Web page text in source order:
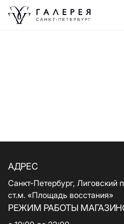
АДРЕС
Санкт-Петербург, Лиговский
ст.м. «Площадь восстания»
РЕЖИМ РАБОТЫ